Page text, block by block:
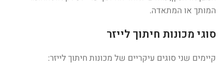
המותך או המתאדה.
סוגי מכונות חיתוך לייזר
קיימים שני סוגים עיקריים של מכונות חיתוך לייזר: